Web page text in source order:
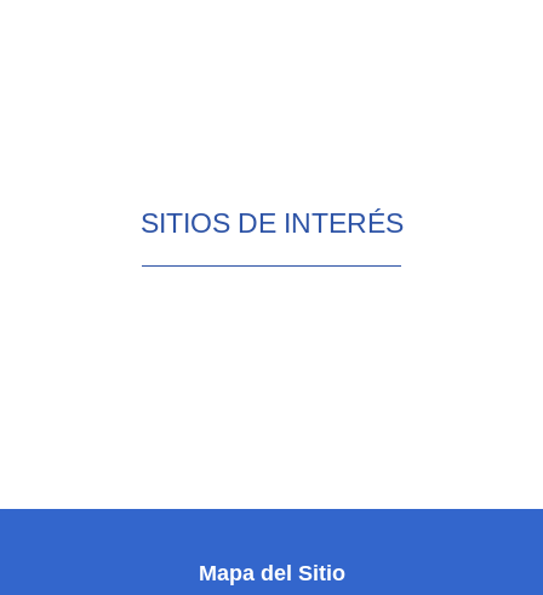
SITIOS DE INTERÉS
Mapa del Sitio